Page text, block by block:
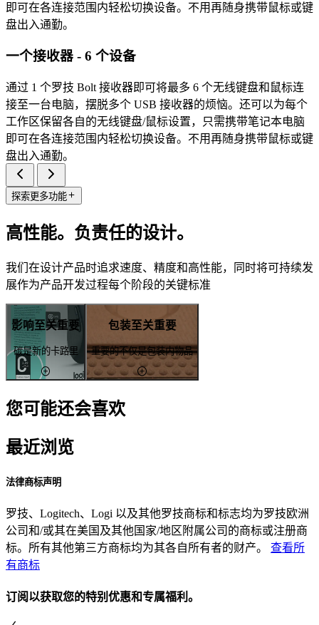
即可在各连接范围内轻松切换设备。不用再随身携带鼠标或键
盘出入通勤。
一个接收器 - 6 个设备
通过 1 个罗技 Bolt 接收器即可将最多 6 个无线键盘和鼠标连
接至一台电脑，摆脱多个 USB 接收器的烦恼。还可以为每个
工作区保留各自的无线键盘/鼠标设置，只需携带笔记本电脑
即可在各连接范围内轻松切换设备。不用再随身携带鼠标或键
盘出入通勤。
探索更多功能
高性能。负责任的设计。
我们在设计产品时追求速度、精度和高性能，同时将可持续发
展作为产品开发过程每个阶段的关键标准
影响至关重要
碳是新的卡路里
包装至关重要
重要的不仅是包装内物品
您可能还会喜欢
最近浏览
法律商标声明
罗技、Logitech、Logi 以及其他罗技商标和标志均为罗技欧洲
公司和/或其在美国及其他国家/地区附属公司的商标或注册商
标。所有其他第三方商标均为其各自所有者的财产。 查看所
有商标
订阅以获取您的特别优惠和专属福利。